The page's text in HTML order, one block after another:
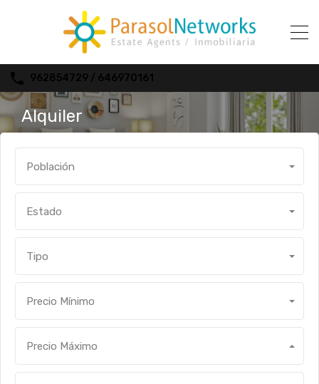
962854729 / 646970161
Alquiler
Población
Estado
Tipo
Precio Mínimo
Precio Máximo